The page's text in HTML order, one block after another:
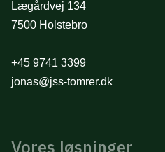
Lægårdvej 134
7500 Holstebro
+45 9741 3399
jonas@jss-tomrer.dk
Vores løsninger